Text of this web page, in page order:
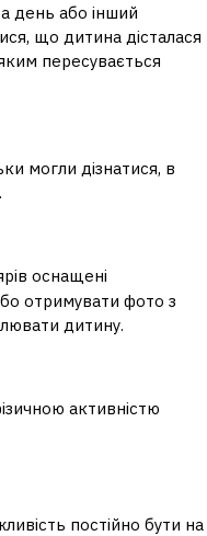
день або інший
що дитина дісталася
пересувається
могли дізнатися, в
оснащені
отримувати фото з
дитину.
активністю
постійно бути на